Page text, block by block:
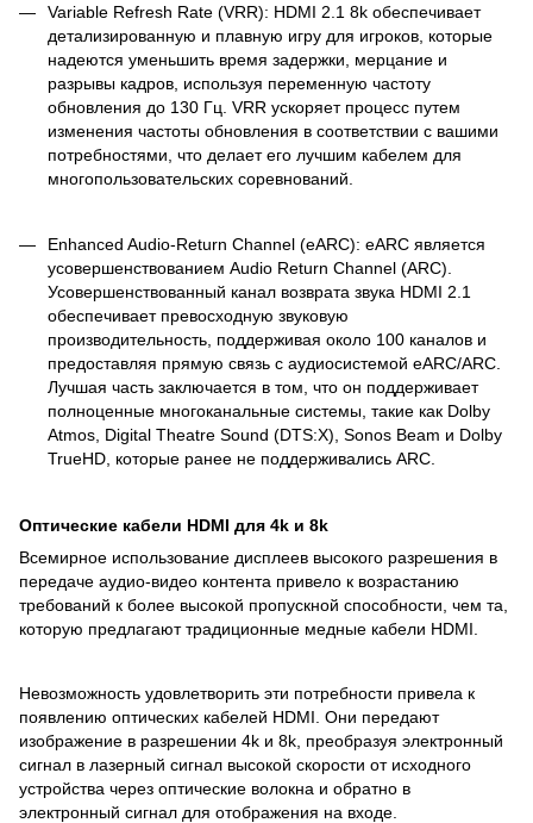
Variable Refresh Rate (VRR): HDMI 2.1 8k обеспечивает
детализированную и плавную игру для игроков, которые
надеются уменьшить время задержки, мерцание и
разрывы кадров, используя переменную частоту
обновления до 130 Гц. VRR ускоряет процесс путем
изменения частоты обновления в соответствии с вашими
потребностями, что делает его лучшим кабелем для
многопользовательских соревнований.
Enhanced Audio-Return Channel (eARC): eARC является
усовершенствованием Audio Return Channel (ARC).
Усовершенствованный канал возврата звука HDMI 2.1
обеспечивает превосходную звуковую
производительность, поддерживая около 100 каналов и
предоставляя прямую связь с аудиосистемой eARC/ARC.
Лучшая часть заключается в том, что он поддерживает
полноценные многоканальные системы, такие как Dolby
Atmos, Digital Theatre Sound (DTS:X), Sonos Beam и Dolby
TrueHD, которые ранее не поддерживались ARC.
Оптические кабели HDMI для 4k и 8k
Всемирное использование дисплеев высокого разрешения в
передаче аудио-видео контента привело к возрастанию
требований к более высокой пропускной способности, чем та,
которую предлагают традиционные медные кабели HDMI.
Невозможность удовлетворить эти потребности привела к
появлению оптических кабелей HDMI. Они передают
изображение в разрешении 4k и 8k, преобразуя электронный
сигнал в лазерный сигнал высокой скорости от исходного
устройства через оптические волокна и обратно в
электронный сигнал для отображения на входе.